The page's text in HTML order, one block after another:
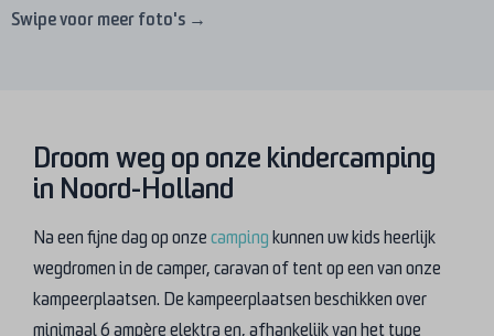
Swipe voor meer foto's →
Droom weg op onze kindercamping
in Noord-Holland
Na een fijne dag op onzecamping kunnen uw kids heerlijk
wegdromen in de camper, caravan of tent op een van onze
kampeerplaatsen. De kampeerplaatsen beschikken over
minimaal 6 ampère elektra en, afhankelijk van het type